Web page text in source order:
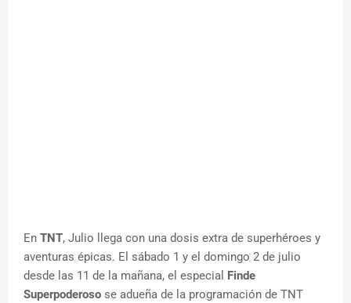
En TNT, Julio llega con una dosis extra de superhéroes y
aventuras épicas. El sábado 1 y el domingo 2 de julio
desde las 11 de la mañana, el especial Finde
Superpoderoso se adueña de la programación de TNT